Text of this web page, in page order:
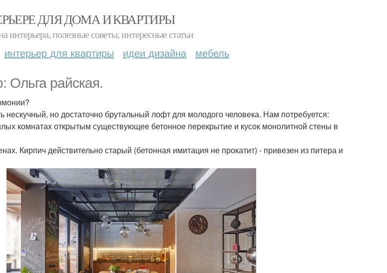
ДЛЯ ДОМА И КВАРТИРЫ
интерьера, полезные советы, интересные статьи
интерьер для квартиры идеи дизайна мебель
Ольга райская.
нескучный, но достаточно брутальный лофт для молодого человека. Нам потребуется:
комнатах открытым существующее бетонное перекрытие и кусок монолитной стены в
Кирпич действительно старый (бетонная имитация не прокатит) - привезен из питера и